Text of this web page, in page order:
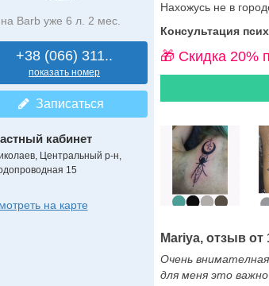
на Barb уже 6 л. 2 мес.
+38 (066) 311..
показать номер
Записаться
кабинет
Центральный р-н,
15
на карте
Нахожусь не в
Консультация
🎁 Cкидка 20%
Mariya, отзыв от
Очень
для меня это